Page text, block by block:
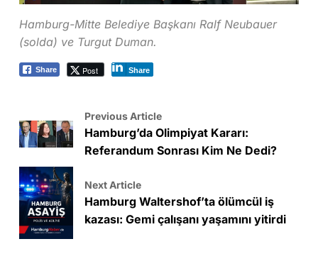
Hamburg-Mitte Belediye Başkanı Ralf Neubauer
(solda) ve Turgut Duman.
Share Post Share
Previous Article
Hamburg’da Olimpiyat Kararı:
Referandum Sonrası Kim Ne Dedi?
Next Article
Hamburg Waltershof’ta ölümcül iş
kazası: Gemi çalışanı yaşamını yitirdi